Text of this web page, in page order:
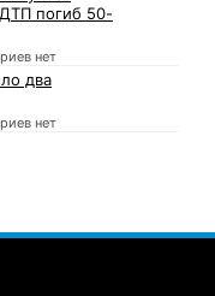
погиб 50-
нет
два
нет